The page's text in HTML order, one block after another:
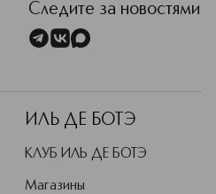
Следите за новостями
ИЛЬ ДЕ БОТЭ
КЛУБ ИЛЬ ДЕ БОТЭ
Магазины